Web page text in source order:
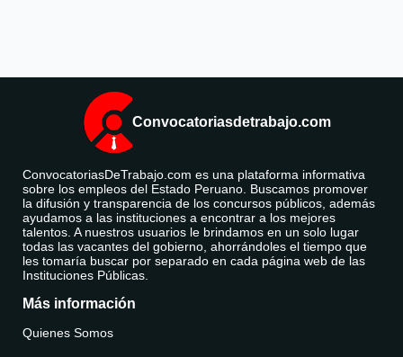
Convocatoriasdetrabajo.com
ConvocatoriasDeTrabajo.com es una plataforma informativa
sobre los empleos del Estado Peruano. Buscamos promover
la difusión y transparencia de los concursos públicos, además
ayudamos a las instituciones a encontrar a los mejores
talentos. A nuestros usuarios le brindamos en un solo lugar
todas las vacantes del gobierno, ahorrándoles el tiempo que
les tomaría buscar por separado en cada página web de las
Instituciones Públicas.
Más información
Quienes Somos